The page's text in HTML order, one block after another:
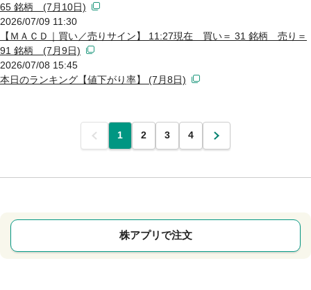
65 銘柄 (7月10日)
2026/07/09 11:30
【ＭＡＣＤ｜買い／売りサイン】 11:27現在 買い＝ 31 銘柄 売り＝
91 銘柄 (7月9日)
2026/07/08 15:45
本日のランキング【値下がり率】 (7月8日)
前 1 2 3 4 次
株アプリで注文